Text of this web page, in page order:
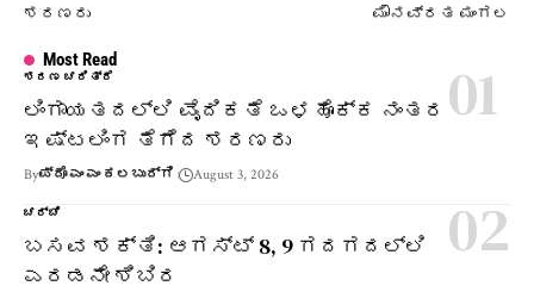
ಶರಣರು
ಮೌನವ್ರತ ಮಂಗಲ
Most Read
ಶರಣ ಚರಿತ್ರೆ
ಲಿಂಗಾಯತದಲ್ಲಿ ವೈದಿಕತೆ ಒಳಹೊಕ್ಕ ನಂತರ
ಇಷ್ಟಲಿಂಗ ತೆಗೆದ ಶರಣರು
Byಪ್ರೊ ಎಂ ಎಂ ಕಲಬುರ್ಗಿ August 3, 2026
ಚರ್ಚೆ
ಬಸವ ಶಕ್ತಿ: ಆಗಸ್ಟ್ 8, 9 ಗದಗದಲ್ಲಿ
ಎರಡನೇ ಶಿಬಿರ